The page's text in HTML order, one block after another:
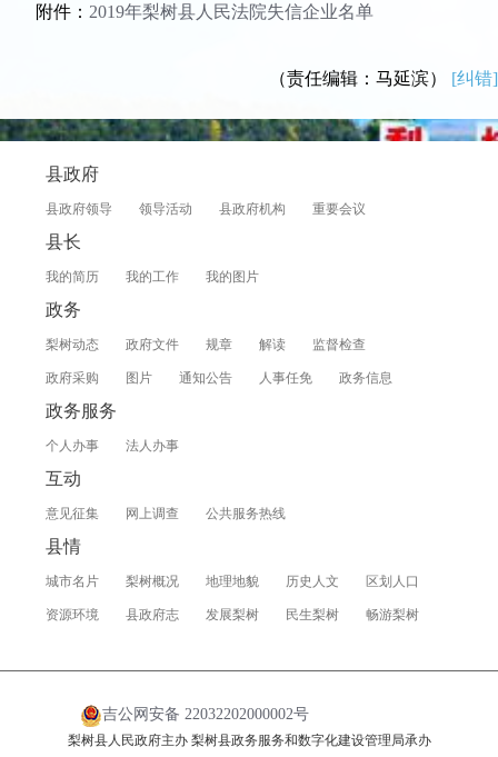
附件： 2019年梨树县人民法院失信企业名单
（责任编辑：马延滨） [纠错]
县政府
县政府领导 领导活动 县政府机构 重要会议
县长
我的简历 我的工作 我的图片
政务
梨树动态 政府文件 规章 解读 监督检查
政府采购 图片 通知公告 人事任免 政务信息
政务服务
个人办事 法人办事
互动
意见征集 网上调查 公共服务热线
县情
城市名片 梨树概况 地理地貌 历史人文 区划人口
资源环境 县政府志 发展梨树 民生梨树 畅游梨树
吉公网安备 22032202000002号
梨树县人民政府主办 梨树县政务服务和数字化建设管理局承办